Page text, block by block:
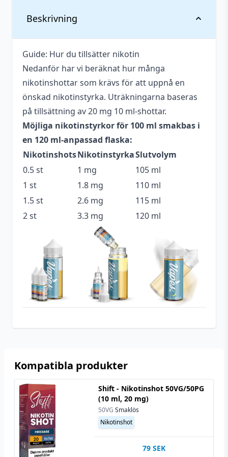
Beskrivning
Guide: Hur du tillsätter nikotin
Nedanför har vi beräknat hur många
nikotinshottar som krävs för att uppnå en
önskad nikotinstyrka. Uträkningarna baseras
på tillsättning av 20 mg 10 ml-shottar.
Möjliga nikotinstyrkor för 100 ml smakbas i
en 120 ml-anpassad flaska:
NikotinshotsNikotinstyrkaSlutvolym
0.5 st
1 mg
105 ml
1 st
1.8 mg
110 ml
1.5 st
2.6 mg
115 ml
2 st
3.3 mg 120 ml
Vikt
Serie
Fizzy
Tillverkare
Mohawk & Co.
Tillverkningsland Malaysia
Blandning
70VG / 30PG
Anpassad för
nikotinstyrka
Upp till 3 mg
Antal ml
100 ml
Flaskstorlek
Typ
Shortfill
Innehåller
Ja
Beskrivande Fruktig
Smakprofil
Päron
Utrymme för
nikotinshots
20 ml (2 st)
Kompatibla produkter
Shift - Nikotinshot 50VG/50PG
(10 ml, 20 mg)
50VG Smaklös
Nikotinshot
79 SEK